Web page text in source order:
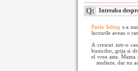
Q: Intreaba
Paula Seling s-a
lucrurile aveau o
A crescut intr-o
bunicilor, grija si
el vrea asta.
studieze, dar nu